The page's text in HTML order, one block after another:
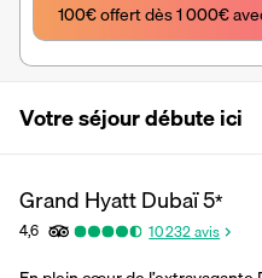
100€ offert dès 1 000€
Votre séjour débute ici
Grand Hyatt Dubaï5*
4,6 10 232avis